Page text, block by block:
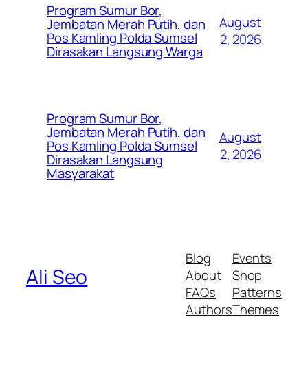
Program Sumur Bor,
Jembatan Merah Putih, dan
Pos Kamling Polda Sumsel
Dirasakan Langsung Warga
August
2, 2026
Program Sumur Bor,
Jembatan Merah Putih, dan
Pos Kamling Polda Sumsel
Dirasakan Langsung
Masyarakat
August
2, 2026
Ali Seo
Blog
About
FAQs
Authors
Events
Shop
Patterns
Themes